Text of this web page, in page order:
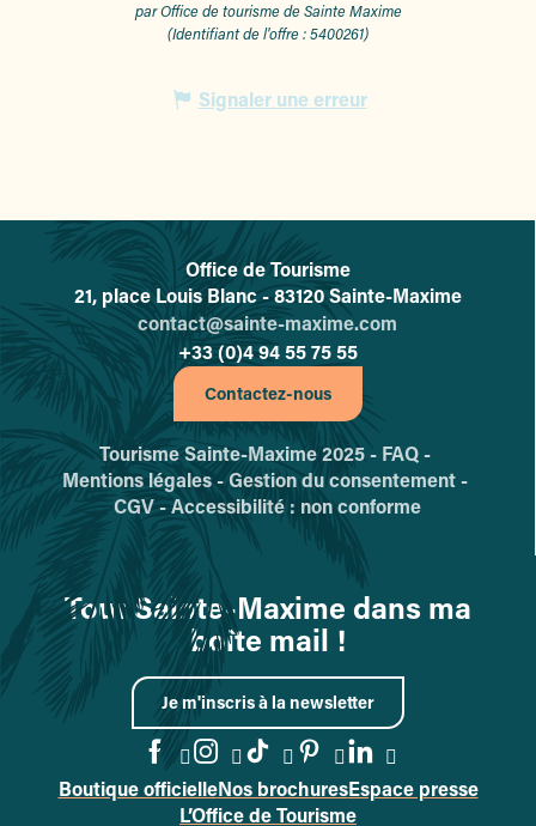
par Office de tourisme de Sainte Maxime
(Identifiant de l'offre :5400261)
Signaler une erreur
L'office de tourisme de Sainte-
Office de Tourisme
21, place Louis Blanc - 83120 Sainte-Maxime
contact@sainte-maxime.com
+33 (0)4 94 55 75 55
Contactez-nous
Tourisme Sainte-Maxime 2025 - FAQ -
Mentions légales -Gestion du consentement -
CGV -Accessibilité : non conforme
Tout Sainte-Maxime dans ma
boîte mail !
Je m'inscris à la newsletter
Accéder à la page Facebook
Accéder à la page
Accéder à la page
Accéder à la
Accéder à la
Boutique officielleNos brochuresEspace presse
L’Office de Tourisme